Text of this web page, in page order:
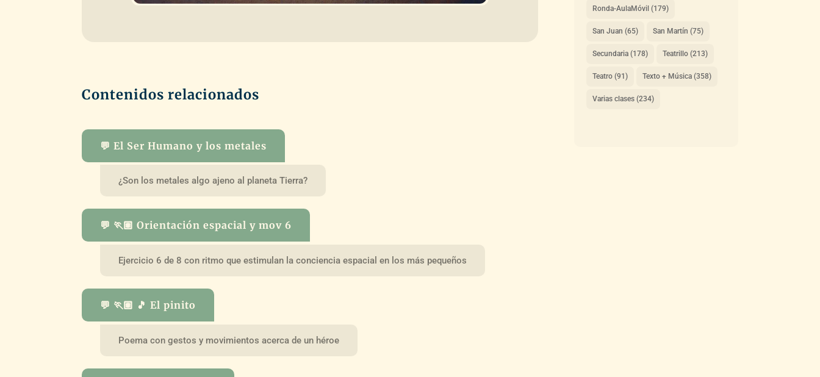
Contenidos relacionados
💬 El Ser Humano y los metales
¿Son los metales algo ajeno al planeta Tierra?
💬 🏃🏽 Orientación espacial y mov 6
Ejercicio 6 de 8 con ritmo que estimulan la conciencia espacial en los más pequeños
💬 🏃🏽 🎵 El pinito
Poema con gestos y movimientos acerca de un héroe
Ronda-AulaMóvil (179)
San Juan (65) San Martín (75)
Secundaria(178) Teatrillo(213)
Teatro(91) Texto + Música(358)
Varias clases(234)